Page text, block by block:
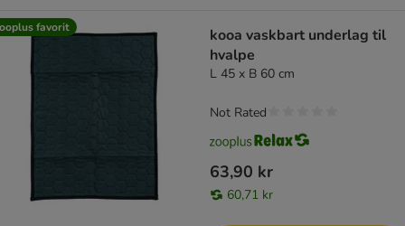
favorit
kooa vaskbart underlag til
hvalpe
L 45 x B 60 cm
63,90 kr
60,71 kr
Not Rated